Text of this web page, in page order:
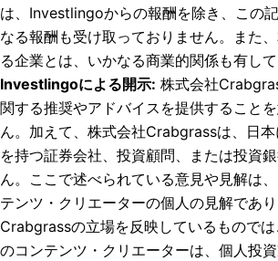
は、Investlingoからの報酬を除き、この
なる報酬も受け取っておりません。また
る企業とは、いかなる商業的関係も有して
Investlingoによる開示: 株式会社
関する推奨やアドバイスを提供すること
ん。加えて、株式会社Crabgrassは、日
を持つ証券会社、投資顧問、または投資
ん。ここで述べられている意見や見解は
テンツ・クリエーターの個人の見解であ
Crabgrassの立場を反映しているもので
のコンテンツ・クリエーターは、個人投